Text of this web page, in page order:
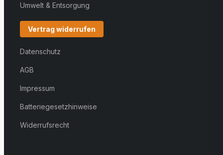
Umwelt & Entsorgung
Vertrag widerrufen
Datenschutz
AGB
Impressum
Batteriegesetzhinweise
Widerrufsrecht